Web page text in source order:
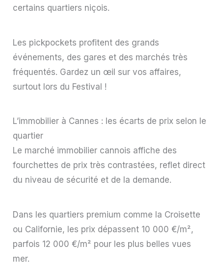
certains quartiers niçois.
Les pickpockets profitent des grands
événements, des gares et des marchés très
fréquentés. Gardez un œil sur vos affaires,
surtout lors du Festival !
L’immobilier à Cannes : les écarts de prix selon le
quartier
Le marché immobilier cannois affiche des
fourchettes de prix très contrastées, reflet direct
du niveau de sécurité et de la demande.
Dans les quartiers premium comme la Croisette
ou Californie, les prix dépassent 10 000 €/m²,
parfois 12 000 €/m² pour les plus belles vues
mer.